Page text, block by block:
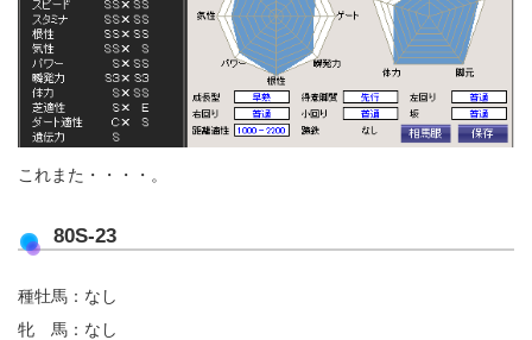
これまた・・・・。
80S-23
種牡馬：なし
牝 馬：なし